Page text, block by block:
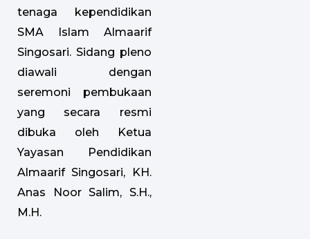
tenaga kependidikan
SMA Islam Almaarif
Singosari. Sidang pleno
diawali dengan
seremoni pembukaan
yang secara resmi
dibuka oleh Ketua
Yayasan Pendidikan
Almaarif Singosari, KH.
Anas Noor Salim, S.H.,
M.H.